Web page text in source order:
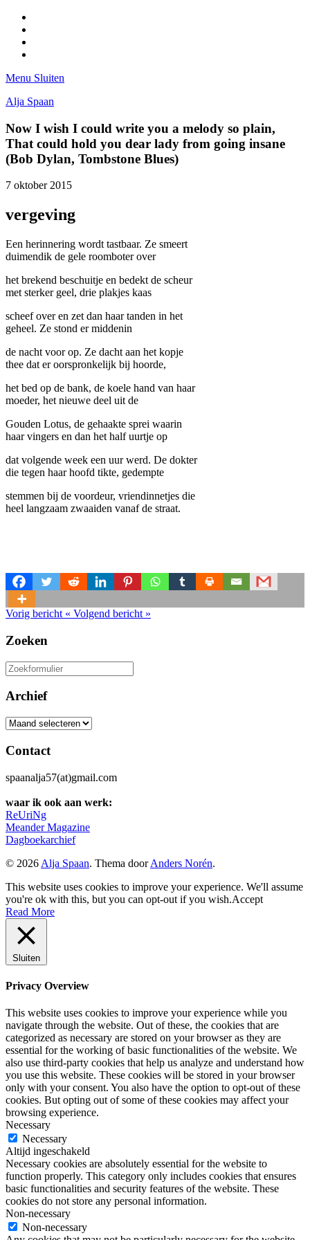
Menu Sluiten
Alja Spaan
Now I wish I could write you a melody so plain,
That could hold you dear lady from going insane
(Bob Dylan, Tombstone Blues)
7 oktober 2015
vergeving
Een herinnering wordt tastbaar. Ze smeert
duimendik de gele roomboter over
het brekend beschuitje en bedekt de scheur
met sterker geel, drie plakjes kaas
scheef over en zet dan haar tanden in het
geheel. Ze stond er middenin
de nacht voor op. Ze dacht aan het kopje
thee dat er oorspronkelijk bij hoorde,
het bed op de bank, de koele hand van haar
moeder, het nieuwe deel uit de
Gouden Lotus, de gehaakte sprei waarin
haar vingers en dan het half uurtje op
dat volgende week een uur werd. De dokter
die tegen haar hoofd tikte, gedempte
stemmen bij de voordeur, vriendinnetjes die
heel langzaam zwaaiden vanaf de straat.
Vorig bericht « Volgend bericht »
Zoeken
Zoeken
naar:
Archief
Archief
Contact
spaanalja57(at)gmail.com
waar ik ook aan werk:
ReUriNg
Meander Magazine
Dagboekarchief
© 2026 Alja Spaan. Thema doorAnders Norén.
This website uses cookies to improve your experience. We'll assume
you're ok with this, but you can opt-out if you wish.Accept
Read More
Sluiten
Privacy Overview
This website uses cookies to improve your experience while you
navigate through the website. Out of these, the cookies that are
categorized as necessary are stored on your browser as they are
essential for the working of basic functionalities of the website. We
also use third-party cookies that help us analyze and understand how
you use this website. These cookies will be stored in your browser
only with your consent. You also have the option to opt-out of these
cookies. But opting out of some of these cookies may affect your
browsing experience.
Necessary
Necessary
Altijd ingeschakeld
Necessary cookies are absolutely essential for the website to
function properly. This category only includes cookies that ensures
basic functionalities and security features of the website. These
cookies do not store any personal information.
Non-necessary
Non-necessary